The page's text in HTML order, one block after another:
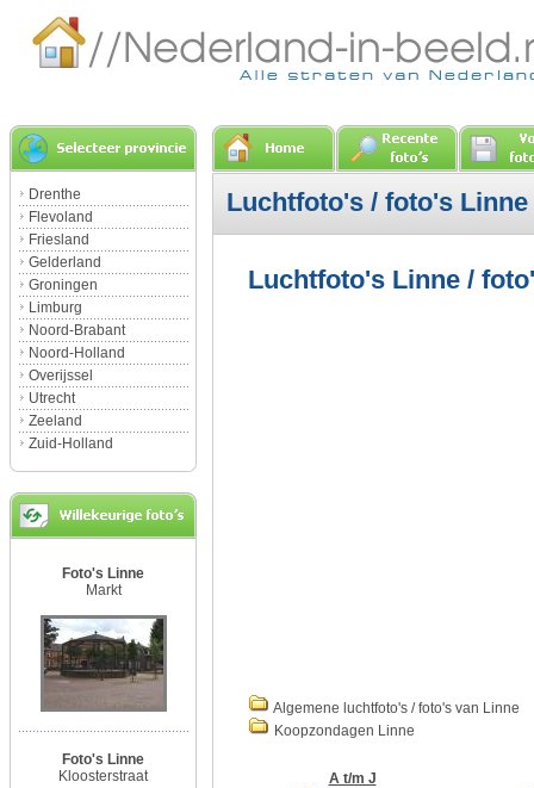
Drenthe
Flevoland
Friesland
Gelderland
Groningen
Limburg
Noord-Brabant
Noord-Holland
Overijssel
Utrecht
Zeeland
Zuid-Holland
Foto's Linne
Markt
Foto's Linne
Kloosterstraat
Luchtfoto's / foto's Linne
Luchtfoto's Linne /
Algemene luchtfoto's / foto's van Linne
Koopzondagen Linne
A t/m J